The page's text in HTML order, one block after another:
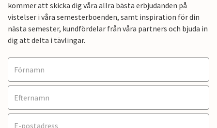
kommer att skicka dig våra allra bästa erbjudanden på
vistelser i våra semesterboenden, samt inspiration för din
nästa semester, kundfördelar från våra partners och bjuda in
dig att delta i tävlingar.